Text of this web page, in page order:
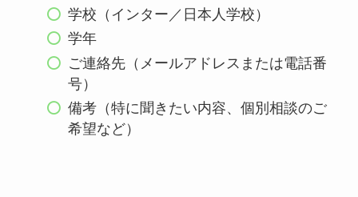
学校（インター／日本人学校）
学年
ご連絡先（メールアドレスまたは電話番
号）
備考（特に聞きたい内容、個別相談のご
希望など）